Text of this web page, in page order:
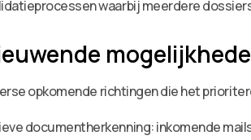
waarbij meerdere
opkomende richtingen die het
documentherkenning: inkomende